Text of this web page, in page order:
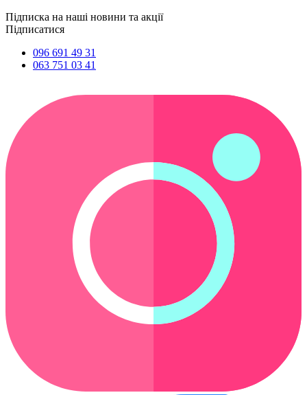
Підписка на наші новини та акції
Підписатися
096 691 49 31
063 751 03 41